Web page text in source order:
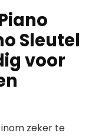
Sleutel
voor
zeker te